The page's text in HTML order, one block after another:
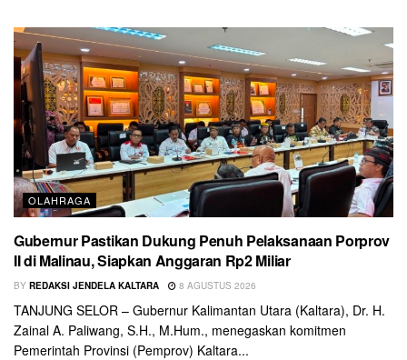
OLAHRAGA
Gubernur Pastikan Dukung Penuh Pelaksanaan Porprov
II di Malinau, Siapkan Anggaran Rp2 Miliar
BY REDAKSI JENDELA KALTARA 8 AGUSTUS 2026
TANJUNG SELOR – Gubernur Kalimantan Utara (Kaltara), Dr. H.
Zainal A. Paliwang, S.H., M.Hum., menegaskan komitmen
Pemerintah Provinsi (Pemprov) Kaltara...